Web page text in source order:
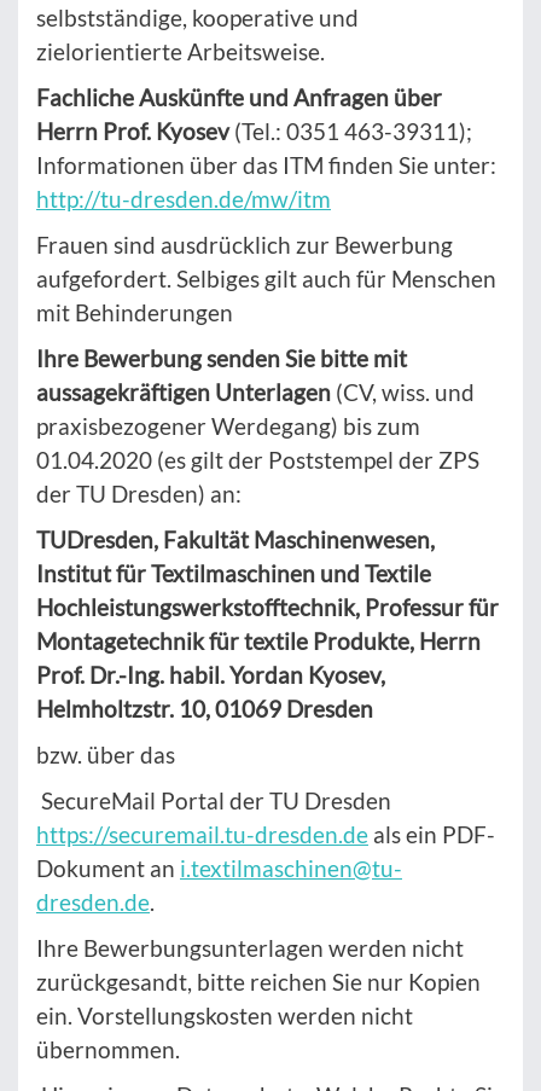
selbstständige, kooperative und
zielorientierte Arbeitsweise.
Fachliche Auskünfte und Anfragen über
Herrn Prof. Kyosev(Tel.: 0351 463-39311);
Informationen über das ITM finden Sie unter:
http://tu-dresden.de/mw/itm
Frauen sind ausdrücklich zur Bewerbung
aufgefordert. Selbiges gilt auch für Menschen
mit Behinderungen
Ihre Bewerbung senden Sie bitte mit
aussagekräftigen Unterlagen (CV, wiss. und
praxisbezogener Werdegang) bis zum
01.04.2020 (es gilt der Poststempel der ZPS
der TU Dresden) an:
TUDresden, Fakultät Maschinenwesen,
Institut für Textilmaschinen und Textile
Hochleistungswerkstofftechnik, Professur für
Montagetechnik für textile Produkte, Herrn
Prof. Dr.-Ing. habil. Yordan Kyosev,
Helmholtzstr. 10, 01069 Dresden
bzw. über das
SecureMail Portal der TU Dresden
https://securemail.tu-dresden.de als ein PDF-
Dokument an i.textilmaschinen@tu-
dresden.de.
Ihre Bewerbungsunterlagen werden nicht
zurückgesandt, bitte reichen Sie nur Kopien
ein. Vorstellungskosten werden nicht
übernommen.